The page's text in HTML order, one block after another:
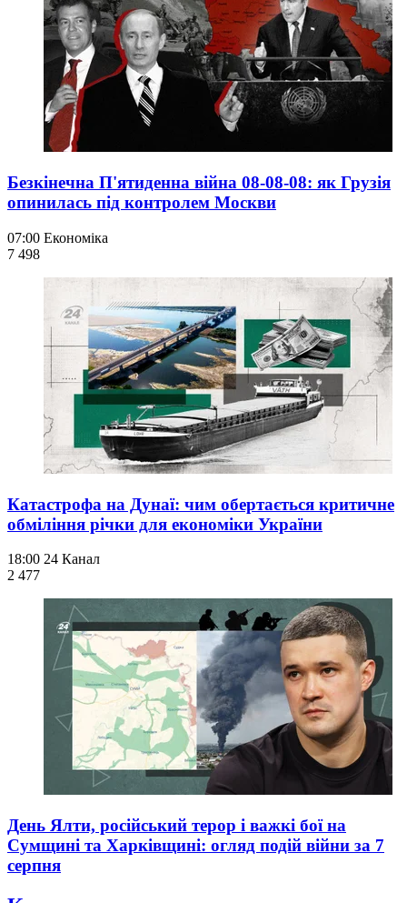
Безкінечна П'ятиденна війна 08-08-08: як Грузія
опинилась під контролем Москви
07:00 Економіка
7 498
Катастрофа на Дунаї: чим обертається критичне
обміління річки для економіки України
18:00 24 Канал
2 477
День Ялти, російський терор і важкі бої на
Сумщині та Харківщині: огляд подій війни за 7
серпня